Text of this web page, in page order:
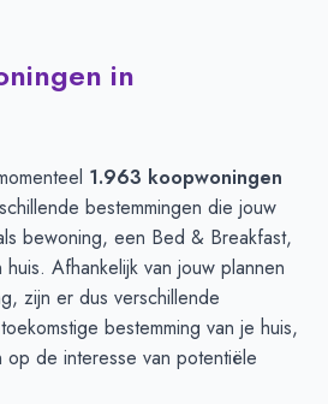
in
1.963 koopwoningen
bestemmingen die jouw
bewoning, een Bed & Breakfast,
Afhankelijk van jouw plannen
zijn er dus verschillende
bestemming van je huis,
de interesse van potentiële